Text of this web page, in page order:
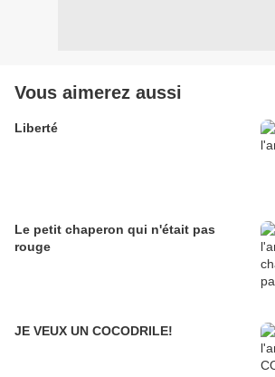
Vous aimerez aussi
Liberté
Le petit chaperon qui n'était pas
rouge
JE VEUX UN COCODRILE!